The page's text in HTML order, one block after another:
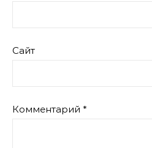
Сайт
Комментарий *